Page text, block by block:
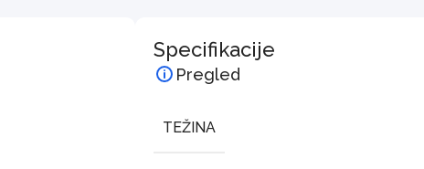
Specifikacije
Pregled
TEŽINA